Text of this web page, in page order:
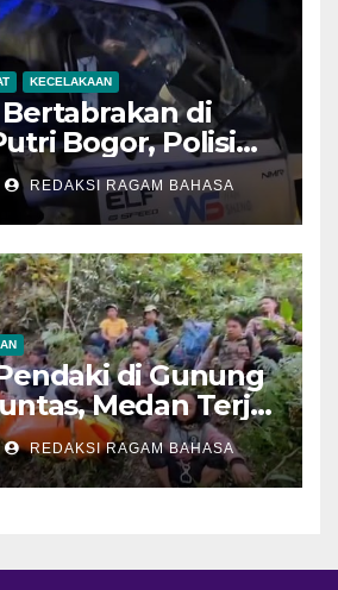
KECELAKAAN
di
Bogor, Polisi
Kewaspadaan
REDAKSI RAGAM BAHASA
di Gunung
Medan Terjal
Utama
REDAKSI RAGAM BAHASA